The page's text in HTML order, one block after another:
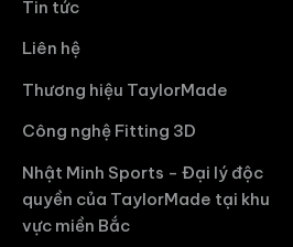
Tin tức
Liên hệ
Thương hiệu TaylorMade
Công nghệ Fitting 3D
Nhật Minh Sports - Đại lý độc
quyền của TaylorMade tại khu
vực miền Bắc